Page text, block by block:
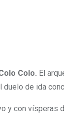
Colo. El
de ida
y con vísperas